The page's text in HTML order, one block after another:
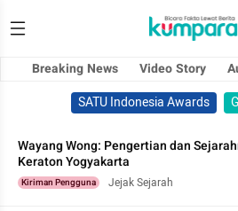
Breaking News Video Story
SATU Indonesia Awards
Wayang Wong: Pengertian dan
Keraton Yogyakarta
Kiriman Pengguna Jejak Sejarah